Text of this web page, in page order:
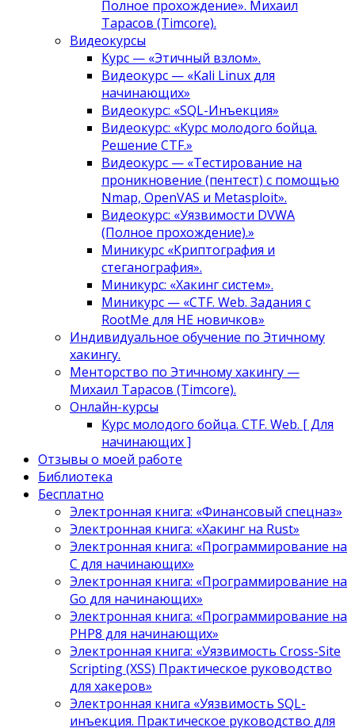
Полное прохождение». Михаил
Тарасов (Timcore).
Видеокурсы
Курс — «Этичный взлом».
Видеокурс — «Kali Linux для
начинающих»
Видеокурс: «SQL-Инъекция»
Видеокурс: «Курс молодого бойца.
Решение CTF.»
Видеокурс — «Тестирование на
проникновение (пентест) с помощью
Nmap, OpenVAS и Metasploit».
Видеокурс: «Уязвимости DVWA
(Полное прохождение).»
Миникурс «Криптография и
стеганография».
Миникурс: «Хакинг систем».
Миникурс — «CTF. Web. Задания с
RootMe для НЕ новичков»
Индивидуальное обучение по Этичному
хакингу.
Менторство по Этичному хакингу —
Михаил Тарасов (Timcore).
Онлайн-курсы
Курс молодого бойца. CTF. Web. [ Для
начинающих ]
Отзывы о моей работе
Библиотека
Бесплатно
Электронная книга: «Финансовый спецназ»
Электронная книга: «Хакинг на Rust»
Электронная книга: «Программирование на
C для начинающих»
Электронная книга: «Программирование на
Go для начинающих»
Электронная книга: «Программирование на
PHP8 для начинающих»
Электронная книга: «Уязвимость Cross-Site
Scripting (XSS) Практическое руководство
для хакеров»
Электронная книга «Уязвимость SQL-
инъекция. Практическое руководство для